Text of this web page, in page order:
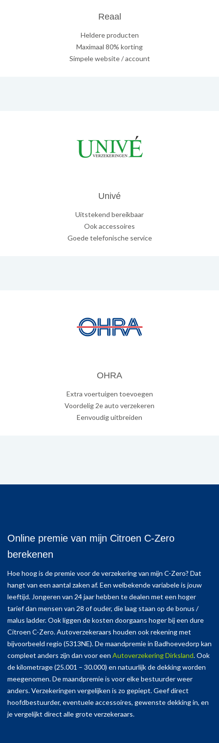
Reaal
Heldere producten
Maximaal 80% korting
Simpele website / account
Univé
Uitstekend bereikbaar
Ook accessoires
Goede telefonische service
OHRA
Extra voertuigen toevoegen
Voordelig 2e auto verzekeren
Eenvoudig uitbreiden
Online premie van mijn Citroen C-Zero
berekenen
Hoe hoog is de premie voor de verzekering van mijn C-Zero? Dat
hangt van een aantal zaken af. Een welbekende variabele is jouw
leeftijd. Jongeren van 24 jaar hebben te dealen met een hoger
tarief dan mensen van 28 of ouder, die laag staan op de bonus /
malus ladder. Ook liggen de kosten doorgaans hoger bij een dure
Citroen C-Zero. Autoverzekeraars houden ook rekening met
bijvoorbeeld regio (5313NE). De maandpremie in Badhoevedorp kan
compleet anders zijn dan voor een Autoverzekering Dirksland. Ook
de kilometrage (25.001 – 30.000) en natuurlijk de dekking worden
meegenomen. De maandpremie is voor elke bestuurder weer
anders. Verzekeringen vergelijken is zo gepiept. Geef direct
hoofdbestuurder, eventuele accessoires, gewenste dekking in, en
je vergelijkt direct alle grote verzekeraars.